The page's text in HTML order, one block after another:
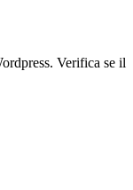
Verifica se il